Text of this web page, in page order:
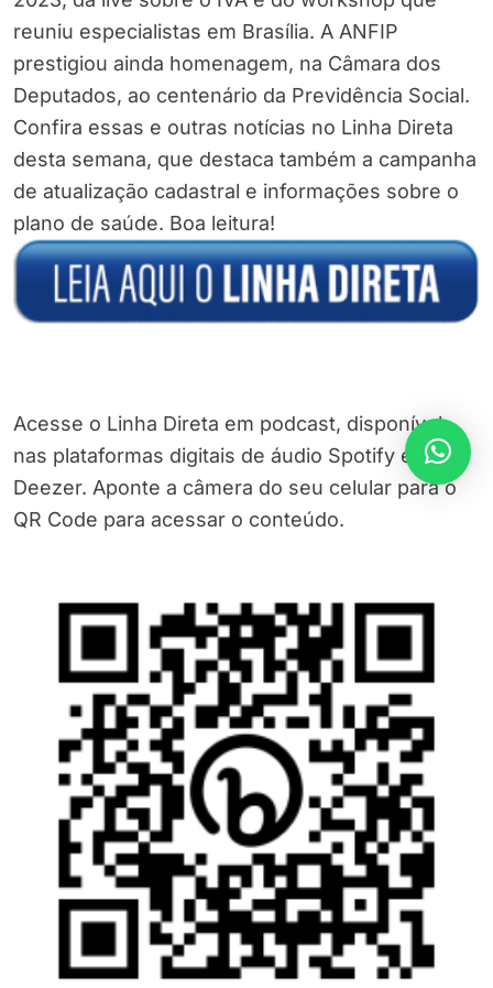
reuniu especialistas em Brasília. A ANFIP
prestigiou ainda homenagem, na Câmara dos
Deputados, ao centenário da Previdência Social.
Confira essas e outras notícias no Linha Direta
desta semana, que destaca também a campanha
de atualização cadastral e informações sobre o
plano de saúde. Boa leitura!
Acesse o Linha Direta em podcast, disponível
nas plataformas digitais de áudio Spotify e
Deezer. Aponte a câmera do seu celular para o
QR Code para acessar o conteúdo.